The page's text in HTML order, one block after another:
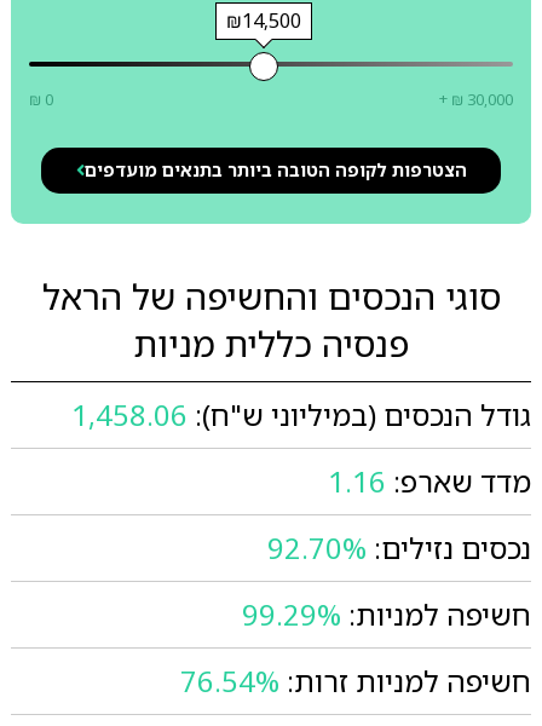
₪14,500
₪ 0 + ₪ 30,000
הצטרפות לקופה הטובה ביותר בתנאים מועדפים
סוגי הנכסים והחשיפה של הראל
פנסיה כללית מניות
גודל הנכסים (במיליוני ש"ח): 1,458.06
מדד שארפ: 1.16
נכסים נזילים: 92.70%
חשיפה למניות: 99.29%
חשיפה למניות זרות: 76.54%